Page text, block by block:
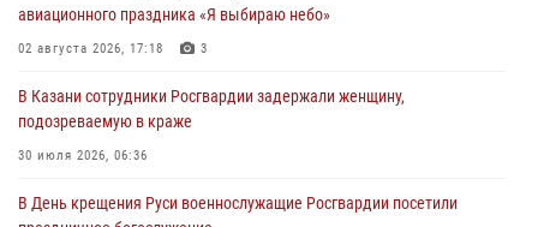
авиационного праздника «Я выбираю небо»
02 августа 2026, 17:18 3
В Казани сотрудники Росгвардии задержали женщину,
подозреваемую в краже
30 июля 2026, 06:36
В День крещения Руси военнослужащие Росгвардии посетили